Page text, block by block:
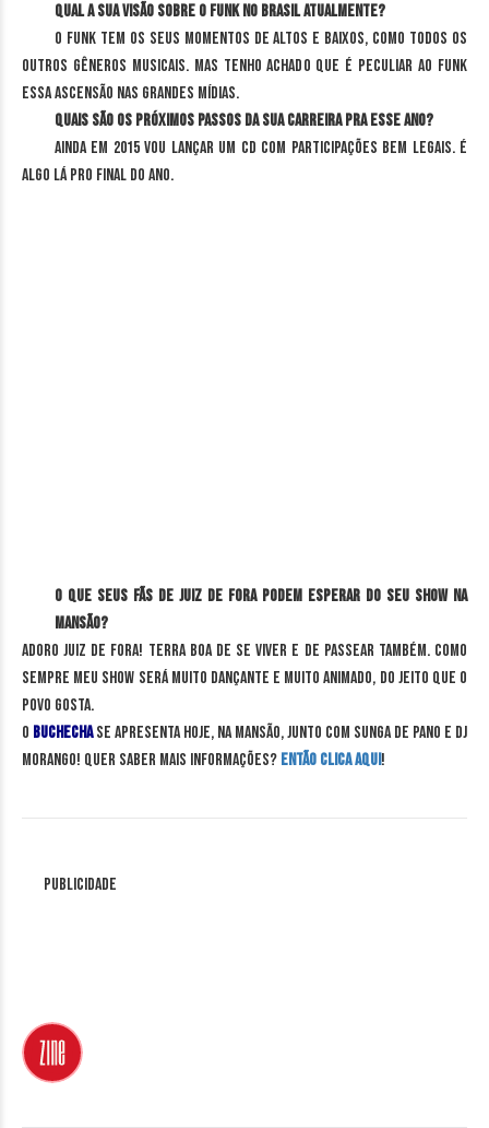
Qual a sua visão sobre o funk no Brasil atualmente?
O funk tem os seus momentos de altos e baixos, como todos os
outros gêneros musicais. Mas tenho achado que é peculiar ao funk
essa ascensão nas grandes mídias.
Quais são os próximos passos da sua carreira pra esse ano?
Ainda em 2015 vou lançar um CD com participações bem legais. É
algo lá pro final do ano.
O que seus fãs de Juiz de Fora podem esperar do seu show na
Mansão?
Adoro Juiz de Fora! Terra boa de se viver e de passear também. Como
sempre meu show será muito dançante e muito animado, do jeito que o
povo gosta.
O Buchechase apresenta hoje, na Mansão, junto com Sunga de Pano e DJ
Morango! Quer saber mais informações? Então clica aqui!
Publicidade